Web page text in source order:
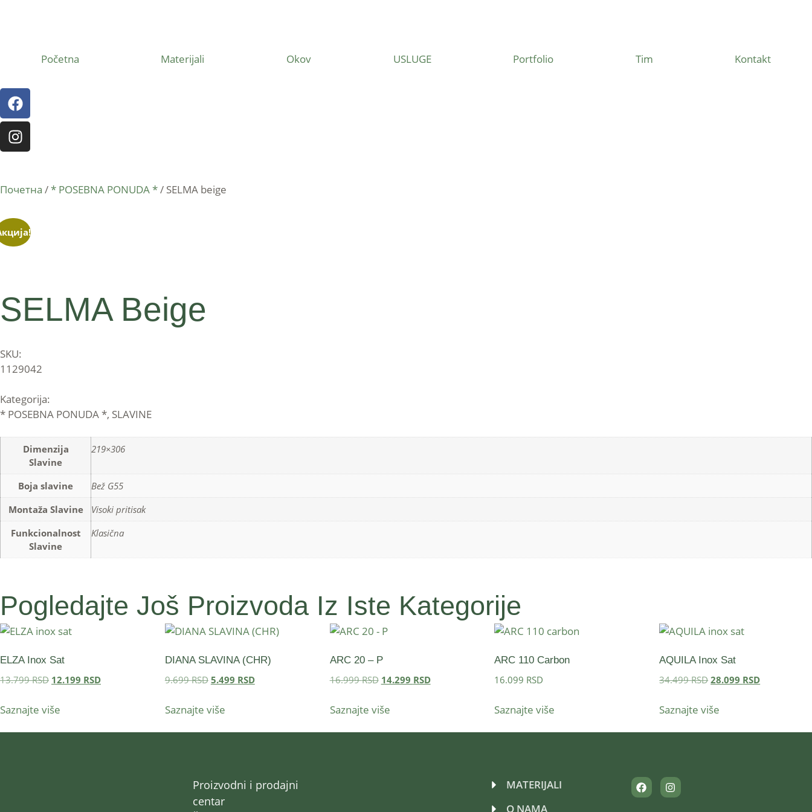
Početna Materijali Okov USLUGE Portfolio Tim Kontakt
Почетна /* POSEBNA PONUDA */ SELMA beige
SELMA Beige
SKU:
1129042
Kategorija:
* POSEBNA PONUDA *, SLAVINE
Dimenzija
Slavine
219×306
Boja slavine
Bež G55
Montaža Slavine
Visoki pritisak
Funkcionalnost
Slavine
Klasična
Pogledajte Još Proizvoda Iz Iste Kategorije
ELZA Inox Sat
13.799RSD 12.199 RSD
Saznajte više
DIANA SLAVINA (CHR)
9.699RSD 5.499 RSD
Saznajte više
ARC 20 – P
16.999RSD 14.299 RSD
Saznajte više
ARC 110 Carbon
16.099 RSD
Saznajte više
AQUILA Inox Sat
34.499RSD 28.099 RSD
Saznajte više
Proizvodni i prodajni
centar
MATERIJALI
O NAMA